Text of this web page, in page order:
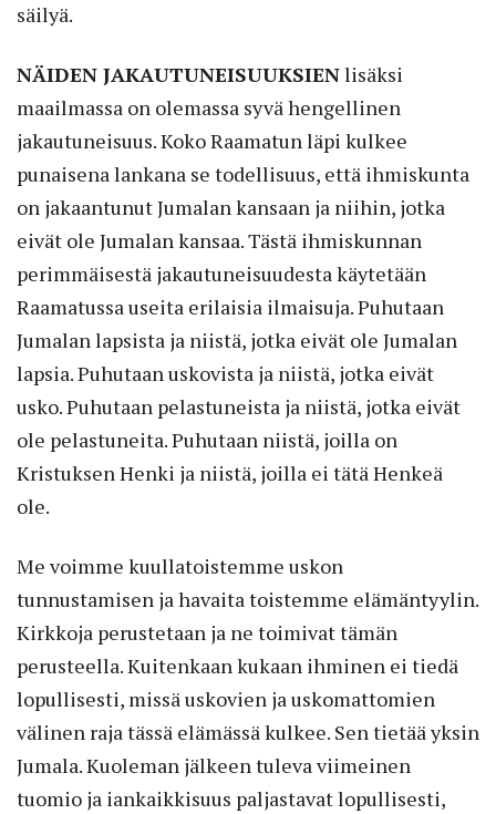
säilyä.
NÄIDEN JAKAUTUNEISUUKSIENlisäksi
maailmassa on olemassa syvä hengellinen
jakautuneisuus. Koko Raamatun läpi kulkee
punaisena lankana se todellisuus, että ihmiskunta
on jakaantunut Jumalan kansaan ja niihin, jotka
eivät ole Jumalan kansaa. Tästä ihmiskunnan
perimmäisestä jakautuneisuudesta käytetään
Raamatussa useita erilaisia ilmaisuja. Puhutaan
Jumalan lapsista ja niistä, jotka eivät ole Jumalan
lapsia. Puhutaan uskovista ja niistä, jotka eivät
usko. Puhutaan pelastuneista ja niistä, jotka eivät
ole pelastuneita. Puhutaan niistä, joilla on
Kristuksen Henki ja niistä, joilla ei tätä Henkeä
ole.
Me voimme kuullatoistemme uskon
tunnustamisen ja havaita toistemme elämäntyylin.
Kirkkoja perustetaan ja ne toimivat tämän
perusteella. Kuitenkaan kukaan ihminen ei tiedä
lopullisesti, missä uskovien ja uskomattomien
välinen raja tässä elämässä kulkee. Sen tietää yksin
Jumala. Kuoleman jälkeen tuleva viimeinen
tuomio ja iankaikkisuus paljastavat lopullisesti,